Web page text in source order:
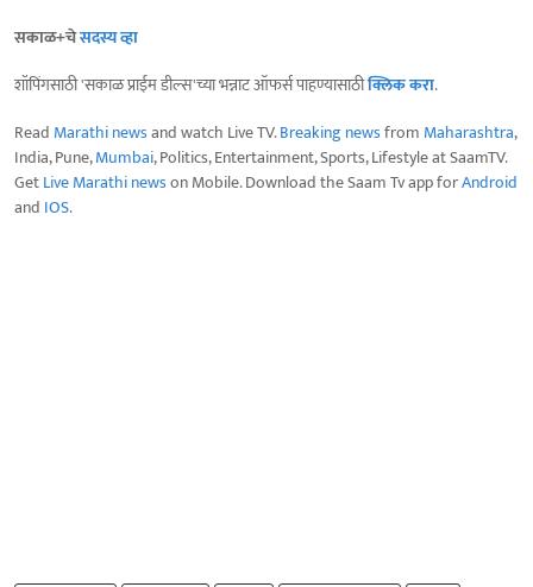
सकाळ+चेसदस्य व्हा
शॉपिंगसाठी 'सकाळ प्राईम डील्स'च्या भन्नाट ऑफर्स पाहण्यासाठीक्लिक करा.
Read Marathi newsand watch Live TV.Breaking newsfrom Maharashtra,
India, Pune,Mumbai, Politics, Entertainment, Sports, Lifestyle at SaamTV.
GetLive Marathi newson Mobile. Download the Saam Tv app forAndroid
and IOS.